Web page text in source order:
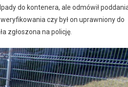
do kontenera, ale odmówił
czy był on uprawniony do
zgłoszona na policję.